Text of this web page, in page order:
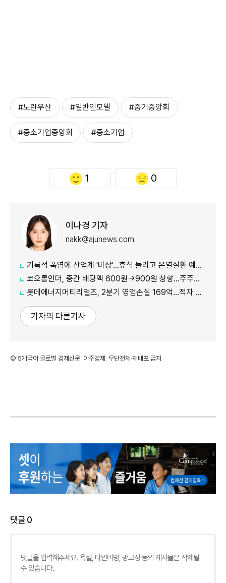
#노란우산 #일반인모델 #중기중앙회
#중소기업중앙회 #중소기업
1 0
이나경 기자
nakk@ajunews.com
기록적 폭염에 산업계 '비상'…휴식 늘리고 온열질환 예방 총력
코오롱인더, 중간 배당액 600원→900원 상향...주주가치 제고 차원
롯데에너지머티리얼즈, 2분기 영업손실 169억...적자 지속
기자의 다른기사
©'5개국어 글로벌 경제신문' 아주경제. 무단전재·재배포 금지
댓글0